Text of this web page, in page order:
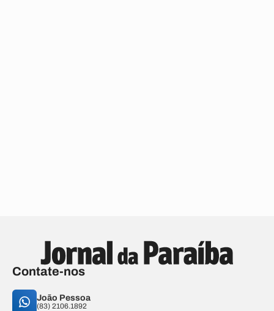
Contate-nos
João Pessoa
(83) 2106.1892